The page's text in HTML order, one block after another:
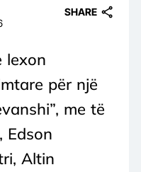
SHARE
lexon
për një
me të
Edson
Altin